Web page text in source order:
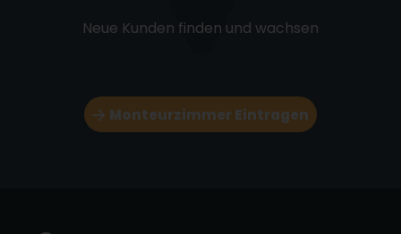
Neue Kunden finden und wachsen
Monteurzimmer Eintragen